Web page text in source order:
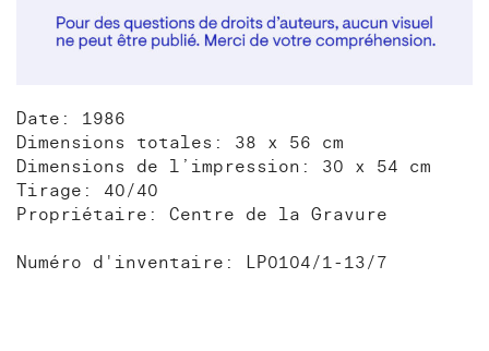
Date: 1986
Dimensions totales: 38 x 56 cm
Dimensions de l’impression: 30 x 54 cm
Tirage: 40/40
Propriétaire: Centre de la Gravure
Numéro d'inventaire: LP0104/1-13/7